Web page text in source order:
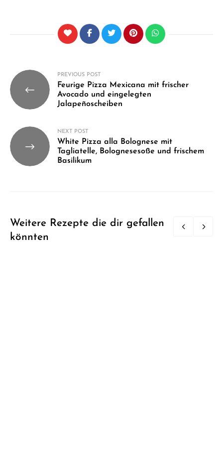
Beitragsnavigation
PREVIOUS POST
Feurige Pizza Mexicana mit frischer
Avocado und eingelegten
Jalapeñoscheiben
NEXT POST
White Pizza alla Bolognese mit
Tagliatelle, Bolognesesoße und frischem
Basilikum
Weitere Rezepte die dir gefallen
könnten